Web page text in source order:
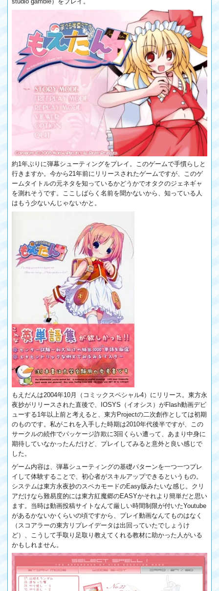
約1年ぶりに弾幕シューティングをプレイ。このゲームで手慣らしと
行きますか。今から21年前にリリースされたゲームですが、このゲ
ームタイトルの元ネタを知っているかどうかでオタクのジェネギャ
を測れそうです。ここしばらく名前を聞かないから、知っている人
はもう少ないんじゃないかと。
もえだんは2004年10月（コミックスペシャル4）にリリース。東方永
夜抄がリリースされた直後で、IOSYS（イオシス）がFlash動画デビ
ューする1年以上前と考えると、東方Projectの二次創作としては初期
のものです。私がこれを入手した時期は2010年代後半ですが、この
サークルの続作でパッケージ詐欺に3回くらい遭って、あまり中身に
期待していなかったんだけど、プレイしてみると意外と良い感じで
した。
ゲーム内容は、弾幕シューティングの基礎パターンを一つ一つプレ
イして体験することで、初心者がスキルアップできるというもの。
システムは東方永夜抄のスペカモードのEasy版みたいな感じ。クリ
アだけなら難易度的には東方紅魔郷のEASYかそれより簡単だと思い
ます。当時は動画投稿サイトなんて厳しい時間制限が付いたYoutube
があるかないかくらいの頃ですから、プレイ動画なんてものはなく
（スコアラーの東方リプレイデータは出回っていたでしょうけ
ど）、こうして手取り足取り教えてくれる教材に助かった人がいる
かもしれません。